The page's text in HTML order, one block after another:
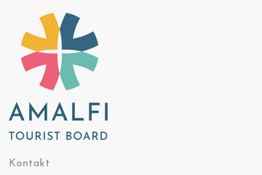
Kontakt